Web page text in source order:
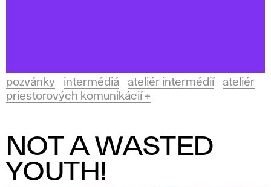
pozvánky intermédiá ateliér intermédií
ateliér
priestorových komunikácií +
NOT A WASTED
YOUTH!